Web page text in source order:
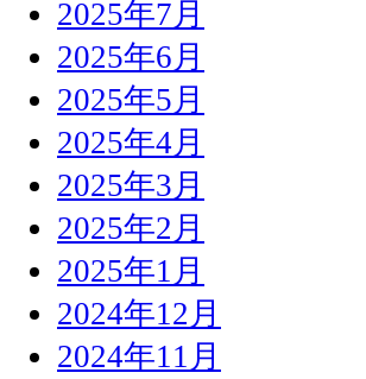
2025年7月
2025年6月
2025年5月
2025年4月
2025年3月
2025年2月
2025年1月
2024年12月
2024年11月